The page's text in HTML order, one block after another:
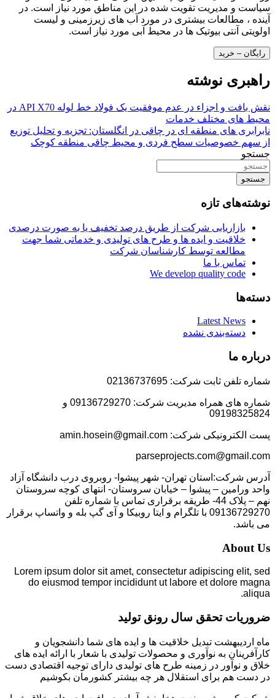
سیاست و مدیریت تقویت شده در این مناطق مورد نیاز است. در
آینده ، مطالعات بیشتری در مورد آب های زیرزمینی و لیست
اولویتی آنتی بیوتیک ها در محیط آبی مورد نیاز است.
رایگان – خرید
راهبری نوشته
نقش بافت و اجزاء در عدم موفقیت یک فولاد خط لوله API X70 در
محیط های مختلف خدمات
نابرابری های منطقه ای در چاقی در انگلستان: تجزیه و تحلیل توزیع
از سهم خصوصیات سطح فردی و محیط چاقی منطقه کوچک
جستجو
جستجو
نوشته‌های تازه
بازاریابی شرکت از طریق درصد تخفیف یا به صورت درصدی
خلاقیت و ایده ها و طرح های تولیدی و خدماتی شما جهت
مطالعه توسط کارشناسان شرکت
تماس با ما
We develop quality code
دسته‌ها
Latest News
دسته‌بندی نشده
درباره ما
شماره تلفن ثابت شرکت: 02136737695
شماره های همراه مدیریت شرکت: 09136729270 و
09198325824
پست الکترونیکی شرکت: amin.hosein@gmail.com
parseprojects.com@gmail.com
آدرس شرکت:استان تهران- شهر پیشوا- روبروی درب دانشگاه آزاد
واحد ورامین – پیشوا – خیابان سروستان- انتهای کوچه سروستان
نهم – پلاک 44- طریقه برقراری تماس با شماره تلفن
09136729270 با تلگرام و ایتا روبیکا و آی گپ بله و واتساپ برقرار
می باشد.
About Us
Lorem ipsum dolor sit amet, consectetur adipiscing elit, sed
do eiusmod tempor incididunt ut labore et dolore magna
aliqua.
ضروریات تحقق سال رونق تولید
ماه اردیبهشت تبدیل خلاقیت ها و ایده های شما دانشجویان و
کارآفرینان به نوآوری و محصولات تولیدی با شعار با ارائه ایده های
خلاق و نوآور در زمینه طرح های تولیدی دارای توجیه اقتصادی دست
در دست هم برای استقلال هر چه بیشتر کشورمان بکوشیم